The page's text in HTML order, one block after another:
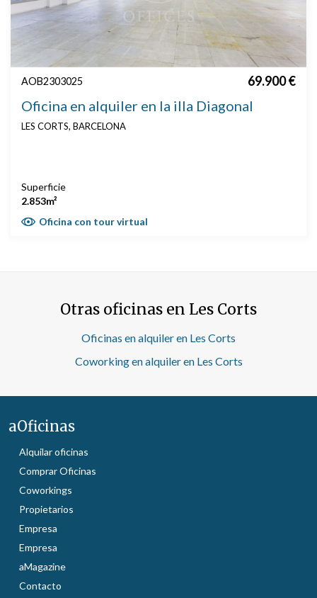
AOB2303025 69.900 €
Oficina en alquiler en la illa Diagonal
LES CORTS, BARCELONA
Superficie
2.853m²
Oficina con tour virtual
Otras oficinas en Les Corts
Oficinas en alquiler en Les Corts
Coworking en alquiler en Les Corts
aOficinas
Alquilar oficinas
Comprar Oficinas
Coworkings
Propietarios
Empresa
Empresa
aMagazine
Contacto